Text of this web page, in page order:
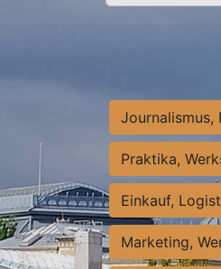
Journalismus,
Praktika,
Einkauf,
Marketing,